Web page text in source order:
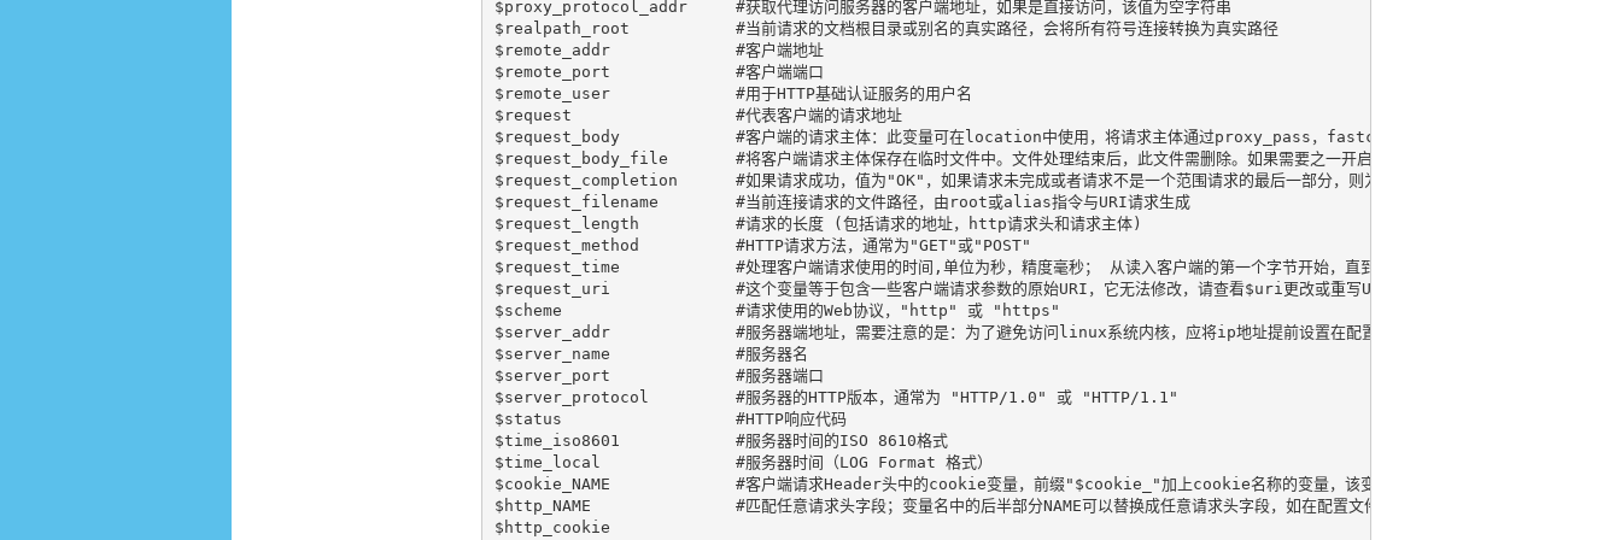
$proxy_protocol_addr     #获取代理访问服务器的客户端地址，如果是直接访问，该值为空字符串
$realpath_root           #当前请求的文档根目录或别名的真实路径，会将所有符号连接转换为真实路径
$remote_addr             #客户端地址
$remote_port             #客户端端口
$remote_user             #用于HTTP基础认证服务的用户名
$request                 #代表客户端的请求地址
$request_body            #客户端的请求主体：此变量可在location中使用，将请求主体通过proxy_pass，fastcgi_pass，uwsgi_pass和
$request_body_file       #将客户端请求主体保存在临时文件中。文件处理结束后，此文件需删除。如果需要之一开启此功能，需要设置
$request_completion      #如果请求成功，值为"OK"，如果请求未完成或者请求不是一个范围请求的最后一部分，则为空
$request_filename        #当前连接请求的文件路径，由root或alias指令与URI请求生成
$request_length          #请求的长度 (包括请求的地址，http请求头和请求主体)
$request_method          #HTTP请求方法，通常为"GET"或"POST"
$request_time            #处理客户端请求使用的时间,单位为秒，精度毫秒； 从读入客户端的第一个字节开始，直到把最后一个字符发送给客户端后进
$request_uri             #这个变量等于包含一些客户端请求参数的原始URI，它无法修改，请查看$uri更改或重写URI，不包含主机名，例如："/
$scheme                  #请求使用的Web协议，"http" 或 "https"
$server_addr             #服务器端地址，需要注意的是：为了避免访问linux系统内核，应将ip地址提前设置在配置文件中
$server_name             #服务器名
$server_port             #服务器端口
$server_protocol         #服务器的HTTP版本，通常为 "HTTP/1.0" 或 "HTTP/1.1"
$status                  #HTTP响应代码
$time_iso8601            #服务器时间的ISO 8610格式
$time_local              #服务器时间（LOG Format 格式）
$cookie_NAME             #客户端请求Header头中的cookie变量，前缀"$cookie_"加上cookie名称的变量，该变量的值即为cookie名称的值
$http_NAME               #匹配任意请求头字段；变量名中的后半部分NAME可以替换成任意请求头字段，如在配置文件中需要获取http请求头：
$http_cookie